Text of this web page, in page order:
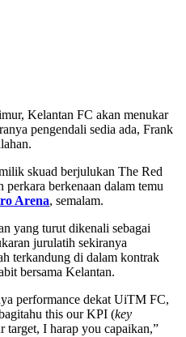
Kelantan FC akan menukar
pengendali sedia ada, Frank
skuad berjulukan The Red
berkenaan dalam temu
Arena, semalam.
yang turut dikenali sebagai
jurulatih sekiranya
terkandung di dalam kontrak
bersama Kelantan.
performance dekat UiTM FC,
this our KPI (key
target, I harap you capaikan,”